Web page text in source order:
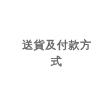
送貨及付款方
式